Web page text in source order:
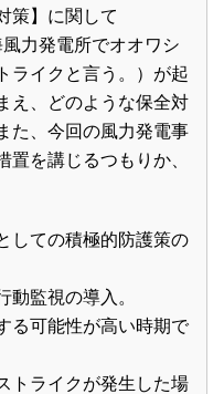
策】に関して
力発電所でオオワシ
ライクと言う。）が起
え、どのような保全対
た、今回の風力発電事
を講じるつもりか、
しての積極的防護策の
動監視の導入。
る可能性が高い時期で
トライクが発生した場